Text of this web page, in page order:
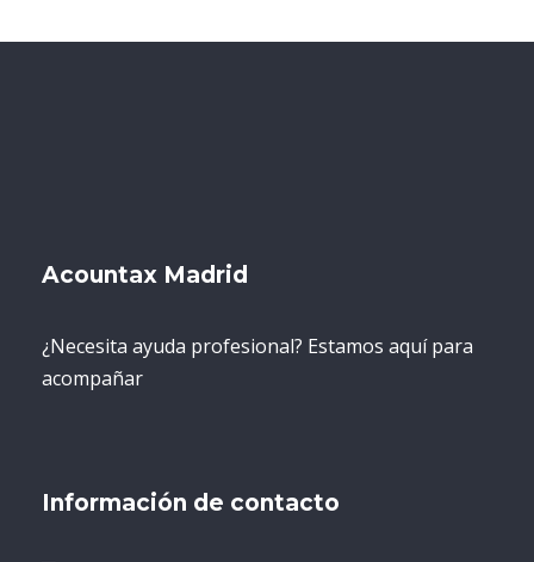
Acountax Madrid
¿Necesita ayuda profesional? Estamos aquí para
acompañar
Información de contacto